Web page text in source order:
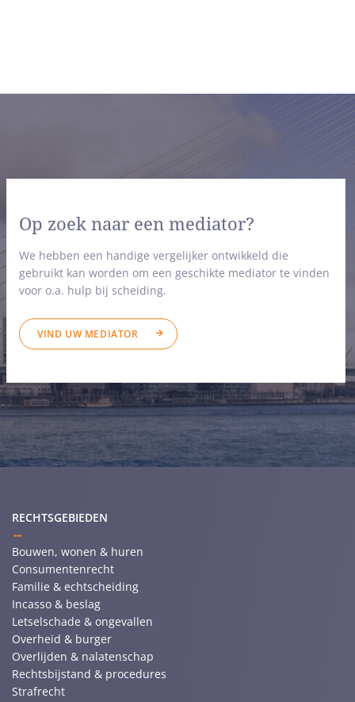
Op zoek naar een mediator?
We hebben een handige vergelijker ontwikkeld die
gebruikt kan worden om een geschikte mediator te vinden
voor o.a. hulp bij scheiding.
VIND UW MEDIATOR
RECHTSGEBIEDEN
Bouwen, wonen & huren
Consumentenrecht
Familie & echtscheiding
Incasso & beslag
Letselschade & ongevallen
Overheid & burger
Overlijden & nalatenschap
Rechtsbijstand & procedures
Strafrecht